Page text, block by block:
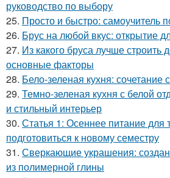
руководство по выбору
25. Просто и быстро: самоучитель
26. Брус на любой вкус: открытие
27. Из какого бруса лучше строить
основные факторы
28. Бело-зеленая кухня: сочетание
29. Темно-зеленая кухня с белой
и стильный интерьер
30. Статья 1: Осеннее питание для
подготовиться к новому семестру
31. Сверкающие украшения:
из полимерной глины